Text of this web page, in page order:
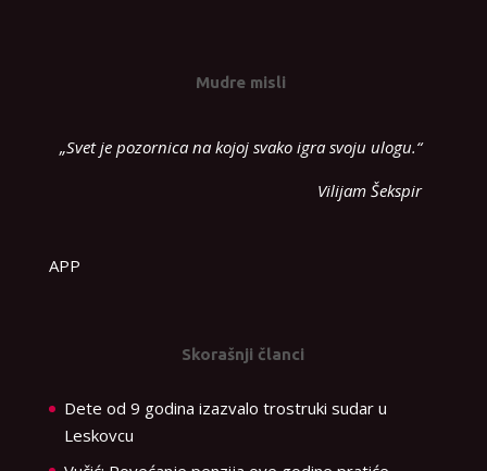
Mudre misli
„Svet je pozornica na kojoj svako igra svoju ulogu.“
Vilijam Šekspir
APP
Skorašnji članci
Dete od 9 godina izazvalo trostruki sudar u
Leskovcu